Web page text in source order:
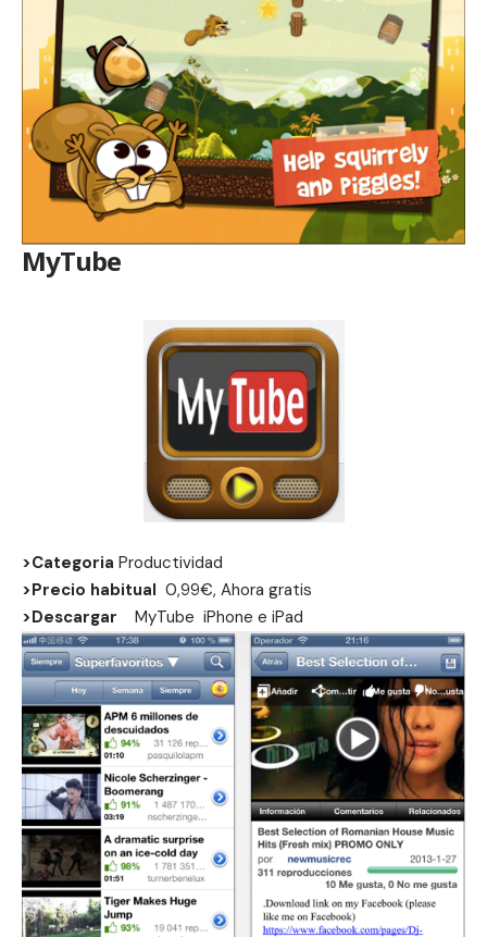
MyTube
>Categoria Productividad
>Precio habitual 0,99€, Ahora gratis
>Descargar
MyTube iPhone e iPad